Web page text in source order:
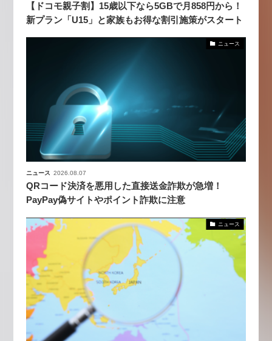
【ドコモ親子割】15歳以下なら5GBで月858円から！
新プラン「U15」と家族もお得な割引施策がスタート
ニュース
ニュース 2026.08.07
QRコード決済を悪用した直接送金詐欺が急増！
PayPay偽サイトやポイント詐欺に注意
ニュース